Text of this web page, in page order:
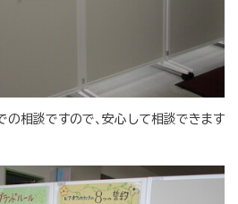
の相談ですので、安心して相談できます